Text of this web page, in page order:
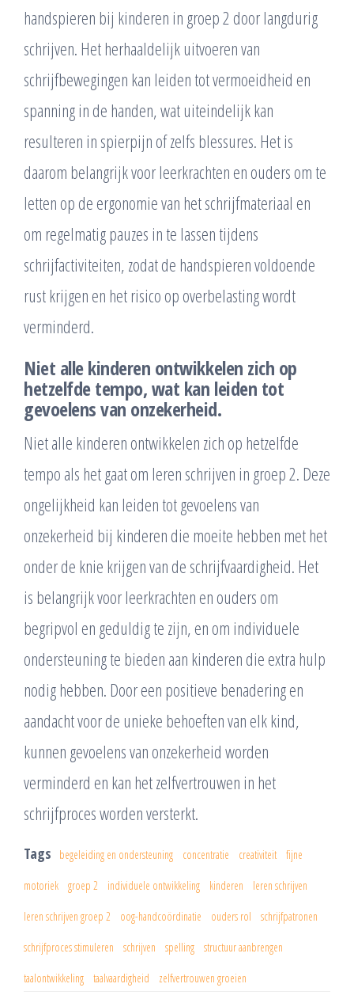
handspieren bij kinderen in groep 2 door langdurig
schrijven. Het herhaaldelijk uitvoeren van
schrijfbewegingen kan leiden tot vermoeidheid en
spanning in de handen, wat uiteindelijk kan
resulteren in spierpijn of zelfs blessures. Het is
daarom belangrijk voor leerkrachten en ouders om te
letten op de ergonomie van het schrijfmateriaal en
om regelmatig pauzes in te lassen tijdens
schrijfactiviteiten, zodat de handspieren voldoende
rust krijgen en het risico op overbelasting wordt
verminderd.
Niet alle kinderen ontwikkelen zich op
hetzelfde tempo, wat kan leiden tot
gevoelens van onzekerheid.
Niet alle kinderen ontwikkelen zich op hetzelfde
tempo als het gaat om leren schrijven in groep 2. Deze
ongelijkheid kan leiden tot gevoelens van
onzekerheid bij kinderen die moeite hebben met het
onder de knie krijgen van de schrijfvaardigheid. Het
is belangrijk voor leerkrachten en ouders om
begripvol en geduldig te zijn, en om individuele
ondersteuning te bieden aan kinderen die extra hulp
nodig hebben. Door een positieve benadering en
aandacht voor de unieke behoeften van elk kind,
kunnen gevoelens van onzekerheid worden
verminderd en kan het zelfvertrouwen in het
schrijfproces worden versterkt.
Tags begeleiding en ondersteuning concentratie creativiteit fijne
motoriek groep 2 individuele ontwikkeling kinderen leren schrijven
leren schrijven groep 2 oog-handcoördinatie ouders rol schrijfpatronen
schrijfproces stimuleren schrijven spelling structuur aanbrengen
taalontwikkeling taalvaardigheid zelfvertrouwen groeien